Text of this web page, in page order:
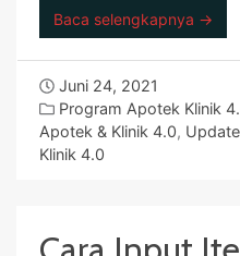
Baca selengkapnya →
Juni 24, 2021
Program Apotek Klinik
Apotek & Klinik 4.0,
Klinik 4.0